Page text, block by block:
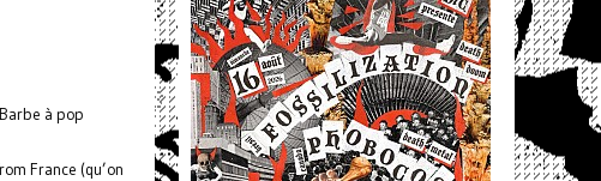
à pop
France (qu’on